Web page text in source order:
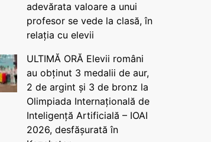
adevărata valoare a unui
profesor se vede la clasă, în
relația cu elevii
ULTIMĂ ORĂ Elevii români
au obținut 3 medalii de aur,
2 de argint și 3 de bronz la
Olimpiada Internațională de
Inteligență Artificială – IOAI
2026, desfășurată în